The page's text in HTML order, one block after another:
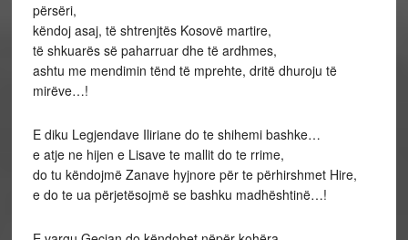
përsëri,
këndoj asaj, të shtrenjtës Kosovë martire,
të shkuarës së paharruar dhe të ardhmes,
ashtu me mendimin tënd të mprehte, dritë dhuroju të
mirëve…!
E diku Legjendave Iliriane do te shihemi bashke…
e atje ne hijen e Lisave te mallit do te rrime,
do tu këndojmë Zanave hyjnore për te përhirshmet Hire,
e do te ua përjetësojmë se bashku madhështinë…!